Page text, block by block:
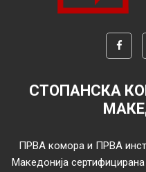
СТОПАНСКА
ПРВА комора и ПРВА
Македонија